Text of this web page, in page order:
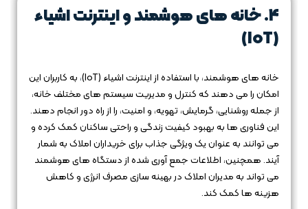
4. خانه‌ های هوشمند و اینترنت اشیاء
(IoT)
خانه‌ های هوشمند، با استفاده از اینترنت اشیاء (IoT) ، به کاربران این
امکان را می‌ دهند که کنترل و مدیریت سیستم‌ های مختلف خانه،
از جمله روشنایی، گرمایش، تهویه، و امنیت، را از راه دور انجام دهند.
این فناوری‌ ها به بهبود کیفیت زندگی و راحتی ساکنان کمک کرده و
می‌ توانند به عنوان یک ویژگی جذاب برای خریداران املاک به شمار
آیند. همچنین، اطلاعات جمع‌ آوری شده از دستگاه‌ های هوشمند
می‌ تواند به مدیران املاک در بهینه‌ سازی مصرف انرژی و کاهش
هزینه‌ ها کمک کند.